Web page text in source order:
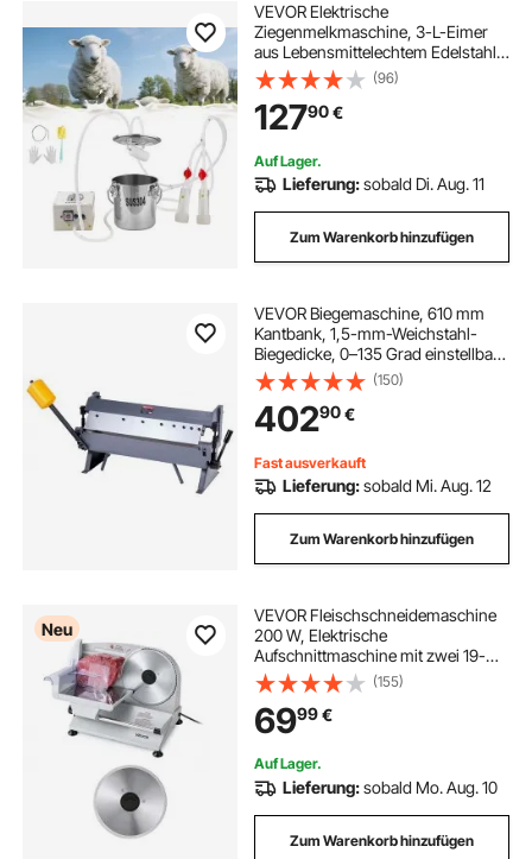
VEVOR Elektrische
Ziegenmelkmaschine, 3-L-Eimer
aus Lebensmittelechtem Edelstahl,
Melkausrüstung mit 5200-mAh-
Akku, 2 Zitzengummis, Pulsations-
Vakuummelkmaschine,
Impulsmelker (nur für Ziegen)
(96)
12790€
Auf Lager.
Lieferung:sobald Di. Aug. 11
Zum Warenkorb hinzufügen
VEVOR Biegemaschine, 610 mm
Kantbank, 1,5-mm-Weichstahl-
Biegedicke, 0–135 Grad einstellbar,
Blechbieger,
Schwenkbiegemaschine mit 5
Fingern, Blechbiegemaschine für
präzises Biegen
(150)
40290€
Fast ausverkauft
Lieferung:sobald Mi. Aug. 12
Zum Warenkorb hinzufügen
Neu
VEVOR Fleischschneidemaschine
200 W, Elektrische
Aufschnittmaschine mit zwei 19-
cm-SUS420-Klingen und 0–15 mm
Schnittdicke, Allesschneider für
Gefrorenes Fleisch, Schinken,
Baguette, Steak
(155)
6999€
Auf Lager.
Lieferung:sobald Mo. Aug. 10
Zum Warenkorb hinzufügen